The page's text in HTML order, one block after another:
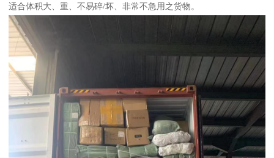
适合体积大、重、不易碎/坏、非常不急用之货物。